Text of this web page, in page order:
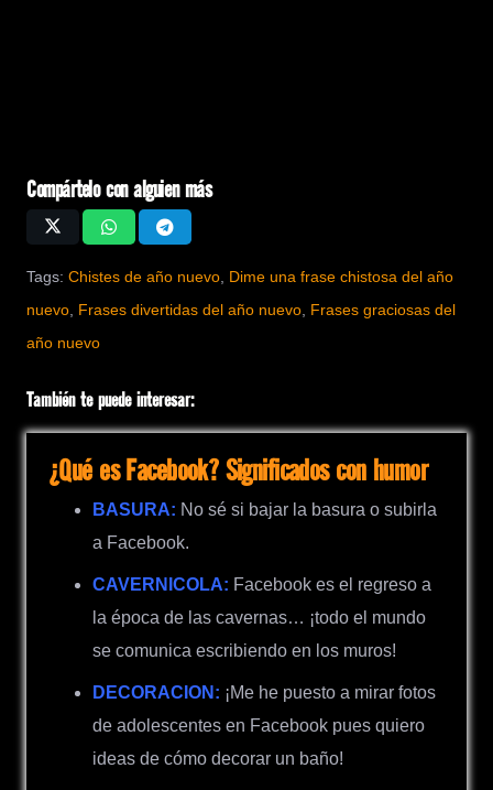
Compártelo con alguien más
Tags: Chistes de año nuevo Dime una frase chistosa del año
nuevo Frases divertidas del año nuevo Frases graciosas del
año nuevo
También te puede interesar:
¿Qué es Facebook? Significados con humor
BASURA: No sé si bajar la basura o subirla
a Facebook.
CAVERNICOLA: Facebook es el regreso a
la época de las cavernas… ¡todo el mundo
se comunica escribiendo en los muros!
DECORACION: ¡Me he puesto a mirar fotos
de adolescentes en Facebook pues quiero
ideas de cómo decorar un baño!